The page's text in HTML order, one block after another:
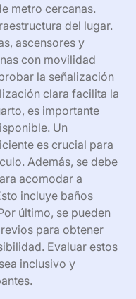
metro cercanas.
del lugar.
ascensores y
con movilidad
la señalización
clara facilita la
es importante
Un
es crucial para
Además, se debe
acomodar a
incluye baños
último, se pueden
para obtener
Evaluar estos
inclusivo y